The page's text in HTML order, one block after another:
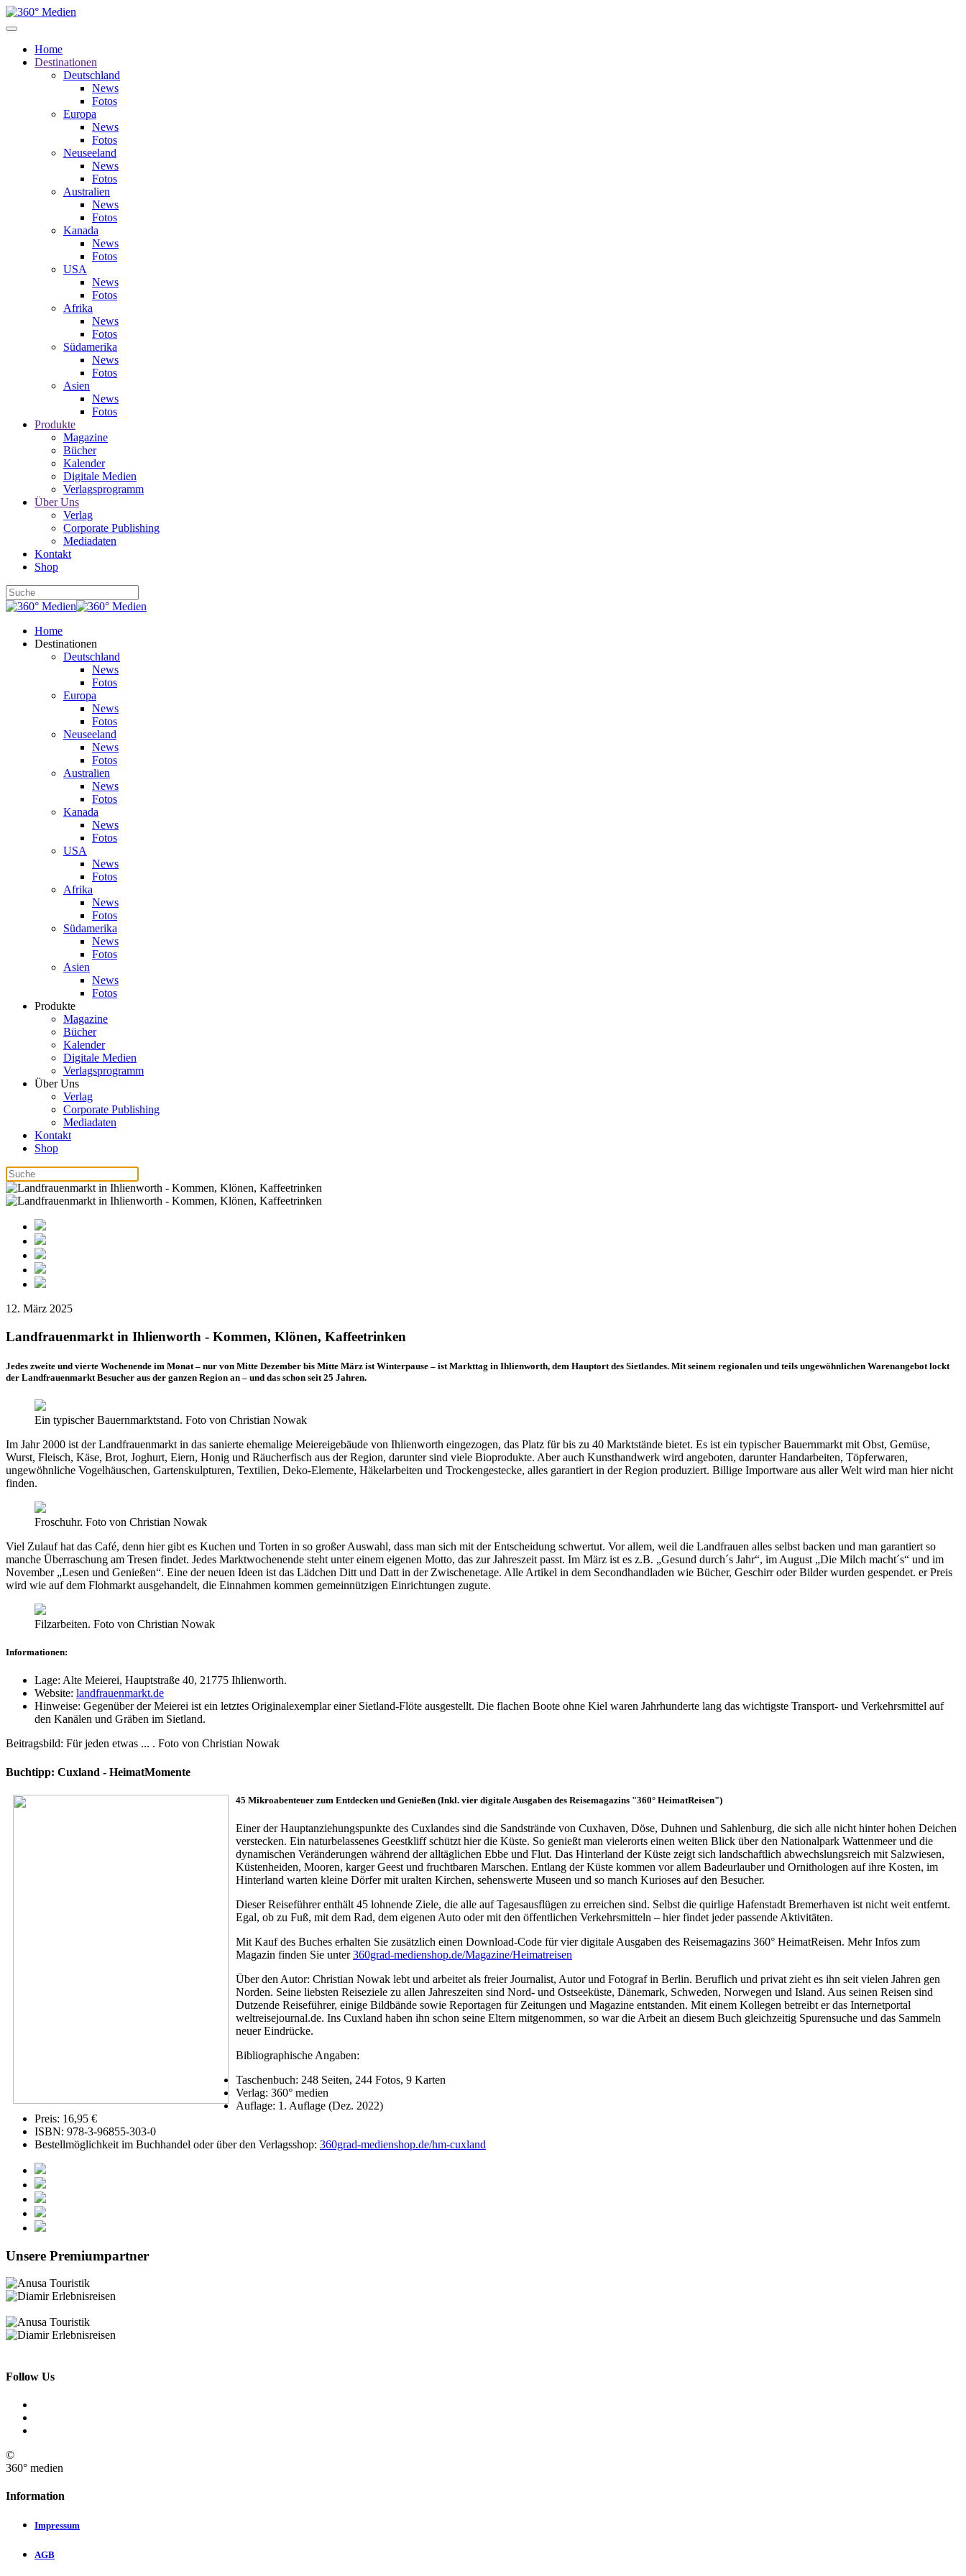
Home
Destinationen
Deutschland
News
Fotos
Europa
News
Fotos
Neuseeland
News
Fotos
Australien
News
Fotos
Kanada
News
Fotos
USA
News
Fotos
Afrika
News
Fotos
Südamerika
News
Fotos
Asien
News
Fotos
Produkte
Magazine
Bücher
Kalender
Digitale Medien
Verlagsprogramm
Über Uns
Verlag
Corporate Publishing
Mediadaten
Kontakt
Shop
Home
Destinationen
Deutschland
News
Fotos
Europa
News
Fotos
Neuseeland
News
Fotos
Australien
News
Fotos
Kanada
News
Fotos
USA
News
Fotos
Afrika
News
Fotos
Südamerika
News
Fotos
Asien
News
Fotos
Produkte
Magazine
Bücher
Kalender
Digitale Medien
Verlagsprogramm
Über Uns
Verlag
Corporate Publishing
Mediadaten
Kontakt
Shop
12. März 2025
Landfrauenmarkt in Ihlienworth - Kommen, Klönen, Kaffeetrinken
Jedes zweite und vierte Wochenende im Monat – nur von Mitte Dezember bis Mitte März ist Winterpause – ist Markttag in Ihlienworth, dem Hauptort des Sietlandes. Mit seinem regionalen und teils ungewöhnlichen Warenangebot lockt
der Landfrauenmarkt Besucher aus der ganzen Region an – und das schon seit 25 Jahren.
Ein typischer Bauernmarktstand. Foto von Christian Nowak
Im Jahr 2000 ist der Landfrauenmarkt in das sanierte ehemalige Meiereigebäude von Ihlienworth eingezogen, das Platz für bis zu 40 Marktstände bietet. Es ist ein typischer Bauernmarkt mit Obst, Gemüse,
Wurst, Fleisch, Käse, Brot, Joghurt, Eiern, Honig und Räucherfisch aus der Region, darunter sind viele Bioprodukte. Aber auch Kunsthandwerk wird angeboten, darunter Handarbeiten, Töpferwaren,
ungewöhnliche Vogelhäuschen, Gartenskulpturen, Textilien, Deko-Elemente, Häkelarbeiten und Trockengestecke, alles garantiert in der Region produziert. Billige Importware aus aller Welt wird man hier nicht
finden.
Froschuhr. Foto von Christian Nowak
Viel Zulauf hat das Café, denn hier gibt es Kuchen und Torten in so großer Auswahl, dass man sich mit der Entscheidung schwertut. Vor allem, weil die Landfrauen alles selbst backen und man garantiert so
manche Überraschung am Tresen findet. Jedes Marktwochenende steht unter einem eigenen Motto, das zur Jahreszeit passt. Im März ist es z.B. „Gesund durch´s Jahr“, im August „Die Milch macht´s“ und im
November „Lesen und Genießen“. Eine der neuen Ideen ist das Lädchen Ditt und Datt in der Zwischenetage. Alle Artikel in dem Secondhandladen wie Bücher, Geschirr oder Bilder wurden gespendet. er Preis
wird wie auf dem Flohmarkt ausgehandelt, die Einnahmen kommen gemeinnützigen Einrichtungen zugute.
Filzarbeiten. Foto von Christian Nowak
Informationen:
Lage: Alte Meierei, Hauptstraße 40, 21775 Ihlienworth.
Website: landfrauenmarkt.de
Hinweise: Gegenüber der Meierei ist ein letztes Originalexemplar einer Sietland-Flöte ausgestellt. Die flachen Boote ohne Kiel waren Jahrhunderte lang das wichtigste Transport- und Verkehrsmittel auf
den Kanälen und Gräben im Sietland.
Beitragsbild: Für jeden etwas ... . Foto von Christian Nowak
Buchtipp: Cuxland - HeimatMomente
45 Mikroabenteuer zum Entdecken und Genießen (Inkl. vier digitale Ausgaben des Reisemagazins "360° HeimatReisen")
Einer der Hauptanziehungspunkte des Cuxlandes sind die Sandstrände von Cuxhaven, Döse, Duhnen und Sahlenburg, die sich alle nicht hinter hohen Deichen
verstecken. Ein naturbelassenes Geestkliff schützt hier die Küste. So genießt man vielerorts einen weiten Blick über den Nationalpark Wattenmeer und die
dynamischen Veränderungen während der alltäglichen Ebbe und Flut. Das Hinterland der Küste zeigt sich landschaftlich abwechslungsreich mit Salzwiesen,
Küstenheiden, Mooren, karger Geest und fruchtbaren Marschen. Entlang der Küste kommen vor allem Badeurlauber und Ornithologen auf ihre Kosten, im
Hinterland warten kleine Dörfer mit uralten Kirchen, sehenswerte Museen und so manch Kurioses auf den Besucher.
Dieser Reiseführer enthält 45 lohnende Ziele, die alle auf Tagesausflügen zu erreichen sind. Selbst die quirlige Hafenstadt Bremerhaven ist nicht weit entfernt.
Egal, ob zu Fuß, mit dem Rad, dem eigenen Auto oder mit den öffentlichen Verkehrsmitteln – hier findet jeder passende Aktivitäten.
Mit Kauf des Buches erhalten Sie zusätzlich einen Download-Code für vier digitale Ausgaben des Reisemagazins 360° HeimatReisen. Mehr Infos zum
Magazin finden Sie unter360grad-medienshop.de/Magazine/Heimatreisen
Über den Autor: Christian Nowak lebt und arbeitet als freier Journalist, Autor und Fotograf in Berlin. Beruflich und privat zieht es ihn seit vielen Jahren gen
Norden. Seine liebsten Reiseziele zu allen Jahreszeiten sind Nord- und Ostseeküste, Dänemark, Schweden, Norwegen und Island. Aus seinen Reisen sind
Dutzende Reiseführer, einige Bildbände sowie Reportagen für Zeitungen und Magazine entstanden. Mit einem Kollegen betreibt er das Internetportal
weltreisejournal.de. Ins Cuxland haben ihn schon seine Eltern mitgenommen, so war die Arbeit an diesem Buch gleichzeitig Spurensuche und das Sammeln
neuer Eindrücke.
Bibliographische Angaben:
Taschenbuch: 248 Seiten, 244 Fotos, 9 Karten
Verlag: 360° medien
Auflage: 1. Auflage (Dez. 2022)
Preis: 16,95 €
ISBN: 978-3-96855-303-0
Bestellmöglichkeit im Buchhandel oder über den Verlagsshop: 360grad-medienshop.de/hm-cuxland
Unsere Premiumpartner
Follow Us
©
360° medien
Information
Impressum
AGB